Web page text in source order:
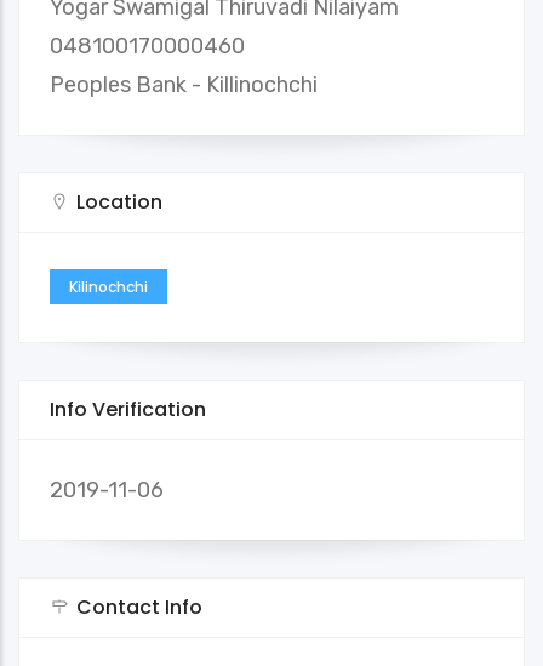
Yogar Swamigal Thiruvadi Nilaiyam
048100170000460
Peoples Bank - Killinochchi
Location
Kilinochchi
Info Verification
2019-11-06
Contact Info